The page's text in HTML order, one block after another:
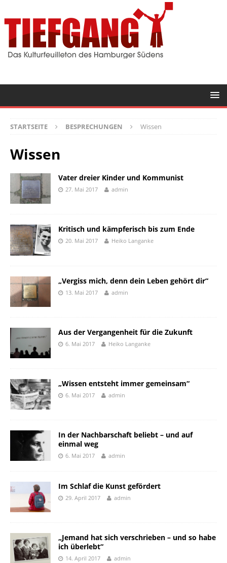
STARTSEITE BESPRECHUNGEN Wissen
Wissen
Vater dreier Kinder und Kommunist
27. Mai 2017 admin
Kritisch und kämpferisch bis zum Ende
20. Mai 2017 Heiko Langanke
„Vergiss mich, denn dein Leben gehört dir“
13. Mai 2017 admin
Aus der Vergangenheit für die Zukunft
6. Mai 2017 Heiko Langanke
„Wissen entsteht immer gemeinsam“
6. Mai 2017 admin
In der Nachbarschaft beliebt – und auf
einmal weg
6. Mai 2017 admin
Im Schlaf die Kunst gefördert
29. April 2017 admin
„Jemand hat sich verschrieben – und so habe
ich überlebt“
14. April 2017 admin